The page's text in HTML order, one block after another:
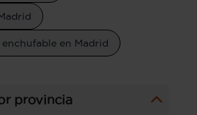
en Madrid
provincia